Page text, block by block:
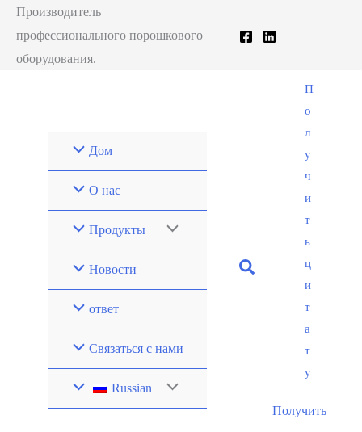
Производитель
профессионального порошкового
оборудования.
Дом
О нас
Продукты
Новости
ответ
Связаться с нами
Russian
П
о
л
у
ч
и
т
ь
ц
и
т
а
т
у
Получить